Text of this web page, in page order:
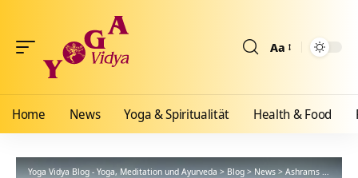
Aa
Home News Yoga & Spiritualität Health & Food
Yoga Vidya Blog - Yoga, Meditation und Ayurveda>Blog>News >Ashrams>